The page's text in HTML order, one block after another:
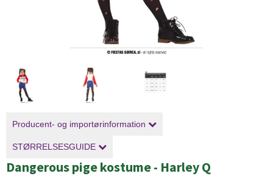
Producent- og importørinformation
STØRRELSESGUIDE
Dangerous pige kostume - Harley Q